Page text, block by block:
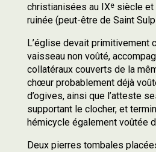
christianisées au IXesiècle et
ruinée (peut-être de Saint
L’église devait primitivement
vaisseau non voûté,
collatéraux couverts de la
chœur probablement déjà
d’ogives, ainsi que l’atteste
supportant le clocher, et
hémicycle également voûtée
Deux pierres tombales